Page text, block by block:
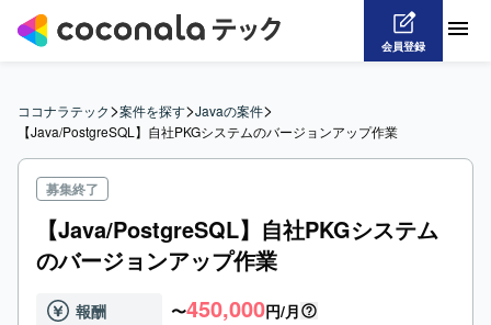
会員登録
ココナラテック>案件を探す>Javaの案件>
【Java/PostgreSQL】自社PKGシステムのバージョンアップ作業
募集終了
【Java/PostgreSQL】自社PKGシステム
のバージョンアップ作業
報酬 〜450,000円/月